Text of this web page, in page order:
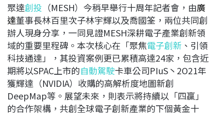
b
o
o
k
a
d
s
e
d
I
n
L
i
n
k
聚達創投 （MESH）今稍早舉行十周年記者會，由廣
達董事長林百里次子林宇輝以及喬國筌，兩位共同創
辦人現身分享，一同見證MESH深耕電子產業創新領
域的重要里程碑。本次核心在「聚焦電子創新 、引領
科技通達」，其投資案例更已累積高達24家，包含近
期將以SPAC上市的自動駕駛卡車公司PIuS丶2O21年
獲輝達（NVIDIA）收購的高解析度地圖新創
DeepMap等。展望未來，則表示將持續以「四贏」
的合作架構，共創全球電子創新產業的下個黃金十